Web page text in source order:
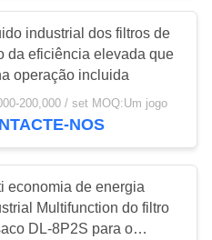
61
industrial dos filtros de
da eficiência elevada que
operação incluida
200,000 / set MOQ:Um jogo
NOS
economia de energia
Multifunction do filtro
DL-8P2S para o